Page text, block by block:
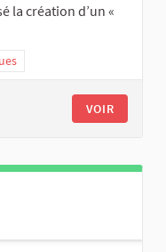
la création d’un «
VOIR